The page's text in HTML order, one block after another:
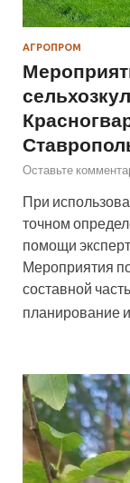
АГРОПРОМ
Оставьте
При
точном
помощи
Мероприятия
составной
планирование